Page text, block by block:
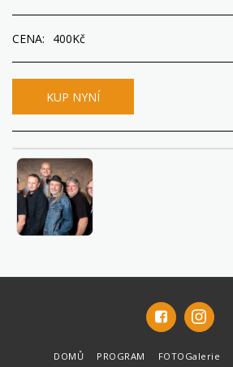
CENA: 400Kč
KUP NYNÍ
DOMŮ PROGRAM FOTOGalerie